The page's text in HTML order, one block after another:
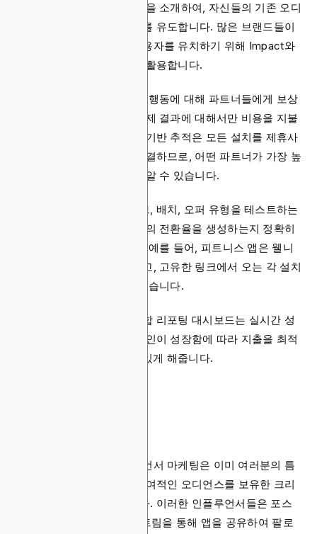
의 콘텐츠나 채널 내에서 앱을 소개하여, 자신들의 기존 오디
언스를 통해 타겟팅된 설치를 유도합니다. 많은 브랜드들이
비용 효율적으로 새로운 사용자를 유치하기 위해 Impact와
같은 제휴 마케팅 플랫폼을 활용합니다.
이 모델은 각 설치나 사용자 행동에 대해 파트너들에게 보상
을 제공하여, 브랜드들이 실제 결과에 대해서만 비용을 지불
하도록 보장합니다. 데이터 기반 추적은 모든 설치를 제휴사
의 특정 캠페인으로 다시 연결하므로, 어떤 파트너가 가장 높
은 가치를 제공하는지 항상 알 수 있습니다.
다양한 제휴사 크리에이티브, 배치, 오퍼 유형을 테스트하는
것은 어떤 접근 방식이 최고의 전환율을 생성하는지 정확히
파악하는 데 도움이 됩니다. 예를 들어, 피트니스 앱은 웰니
스 블로그와 파트너십을 맺고, 고유한 링크에서 오는 각 설치
에 대해 보상을 제공할 수 있습니다.
대부분의 제휴 플랫폼의 통합 리포팅 대시보드는 실시간 성
능 데이터를 제공하여, 캠페인이 성장함에 따라 지출을 최적
화하고 ROI를 극대화할 수 있게 해줍니다.
모바일 게임을 위한 인플루언서 마케팅은 이미 여러분의 틈
새 시장에서 충성도 높고 참여적인 오디언스를 보유한 크리
에이터들과 앱을 연결합니다. 이러한 인플루언서들은 포스
트, 스토리, 또는 라이브 스트림을 통해 앱을 공유하여 팔로